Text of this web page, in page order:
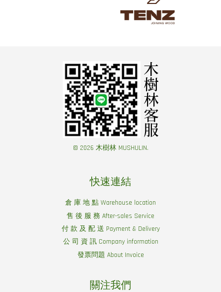
© 2026 木樹林 MUSHULIN.
快速連結
倉 庫 地 點 Warehouse location
售 後 服 務 After-sales Service
付 款 及 配 送 Payment & Delivery
公 司 資 訊 Company information
發票問題 About Invoice
關注我們